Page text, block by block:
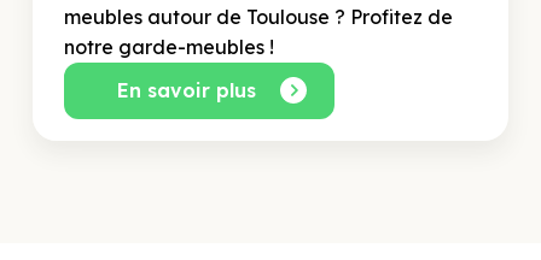
meubles autour de Toulouse ? Profitez de
notre garde-meubles !
En savoir plus